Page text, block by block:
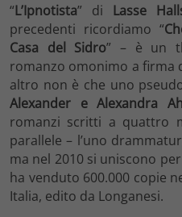
“L’Ipnotista” di Lasse
precedenti ricordiamo “
Casa del Sidro” – è un
romanzo omonimo a firma
altro non è che uno
Alexander e Alexandra
romanzi scritti a quattro
parallele – l’uno
ma nel 2010 si uniscono
ha venduto 600.000 copie
Italia, edito da Longanesi.